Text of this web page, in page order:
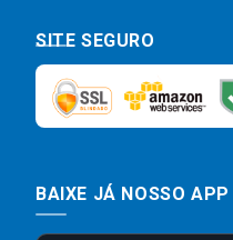
SITE SEGURO
BAIXE JÁ NOSSO APP